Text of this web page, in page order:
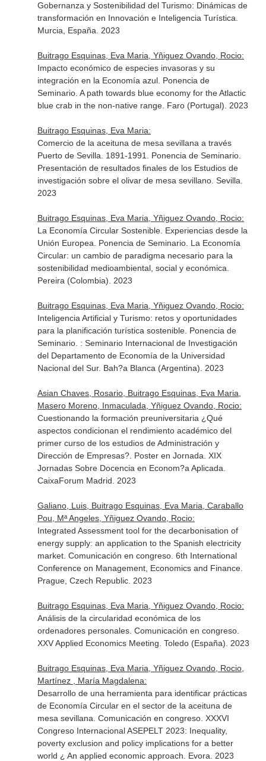
Gobernanza y Sostenibilidad del Turismo: Dinámicas de
transformación en Innovación e Inteligencia Turística.
Murcia, España. 2023
Buitrago Esquinas, Eva Maria, Yñiguez Ovando, Rocio:
Impacto económico de especies invasoras y su
integración en la Economía azul. Ponencia de
Seminario. A path towards blue economy for the Atlactic
blue crab in the non-native range. Faro (Portugal). 2023
Buitrago Esquinas, Eva Maria:
Comercio de la aceituna de mesa sevillana a través
Puerto de Sevilla. 1891-1991. Ponencia de Seminario.
Presentación de resultados finales de los Estudios de
investigación sobre el olivar de mesa sevillano. Sevilla.
2023
Buitrago Esquinas, Eva Maria, Yñiguez Ovando, Rocio:
La Economía Circular Sostenible. Experiencias desde la
Unión Europea. Ponencia de Seminario. La Economía
Circular: un cambio de paradigma necesario para la
sostenibilidad medioambiental, social y económica.
Pereira (Colombia). 2023
Buitrago Esquinas, Eva Maria, Yñiguez Ovando, Rocio:
Inteligencia Artificial y Turismo: retos y oportunidades
para la planificación turística sostenible. Ponencia de
Seminario. : Seminario Internacional de Investigación
del Departamento de Economía de la Universidad
Nacional del Sur. Bah?a Blanca (Argentina). 2023
Asian Chaves, Rosario, Buitrago Esquinas, Eva Maria,
Masero Moreno, Inmaculada, Yñiguez Ovando, Rocio:
Cuestionando la formación preuniversitaria ¿Qué
aspectos condicionan el rendimiento académico del
primer curso de los estudios de Administración y
Dirección de Empresas?. Poster en Jornada. XIX
Jornadas Sobre Docencia en Econom?a Aplicada.
CaixaForum Madrid. 2023
Galiano, Luis, Buitrago Esquinas, Eva Maria, Caraballo
Pou, Mª Angeles, Yñiguez Ovando, Rocio:
Integrated Assessment tool for the decarbonisation of
energy supply: an application to the Spanish electricity
market. Comunicación en congreso. 6th International
Conference on Management, Economics and Finance.
Prague, Czech Republic. 2023
Buitrago Esquinas, Eva Maria, Yñiguez Ovando, Rocio:
Análisis de la circularidad económica de los
ordenadores personales. Comunicación en congreso.
XXV Applied Economics Meeting. Toledo (España). 2023
Buitrago Esquinas, Eva Maria, Yñiguez Ovando, Rocio,
Martínez , María Magdalena:
Desarrollo de una herramienta para identificar prácticas
de Economía Circular en el sector de la aceituna de
mesa sevillana. Comunicación en congreso. XXXVI
Congreso Internacional ASEPELT 2023: Inequality,
poverty exclusion and policy implications for a better
world ¿ An applied economic approach. Evora. 2023